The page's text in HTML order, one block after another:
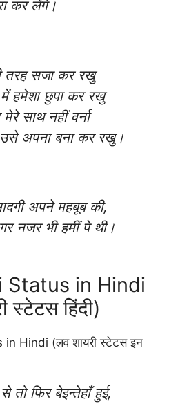
कर लेंगे।
तरह सजा कर रखु
हमेशा छुपा कर रखु
साथ नहीं वर्ना
उसे अपना बना कर रखु।
अपने महबूब की,
नजर भी हमीं पे थी।
Status in Hindi
स्टेटस हिंदी)
तो फिर बेइन्तेहाँ हुई,